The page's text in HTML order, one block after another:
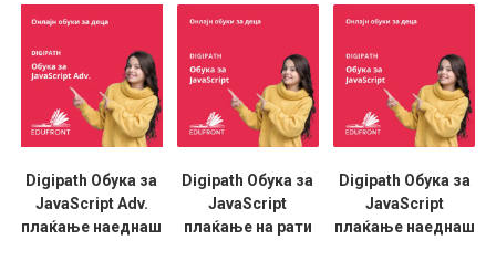
Digipath Обука за
JavaScript Adv.
плаќање наеднаш
Digipath Обука за
JavaScript
плаќање на рати
Digipath Обука за
JavaScript
плаќање наеднаш